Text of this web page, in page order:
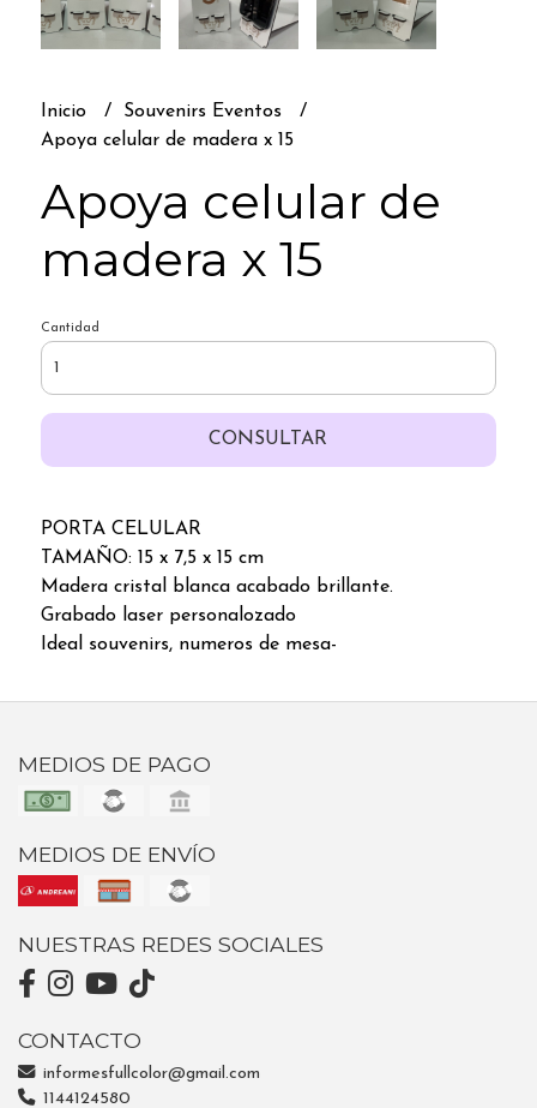
Inicio
Souvenirs Eventos
Apoya celular de madera x 15
Apoya celular de
madera x 15
Cantidad
CONSULTAR
PORTA CELULAR
TAMAÑO: 15 x 7,5 x 15 cm
Madera cristal blanca acabado brillante.
Grabado laser personalozado
Ideal souvenirs, numeros de mesa-
MEDIOS DE PAGO
MEDIOS DE ENVÍO
NUESTRAS REDES SOCIALES
CONTACTO
informesfullcolor@gmail.com
1144124580